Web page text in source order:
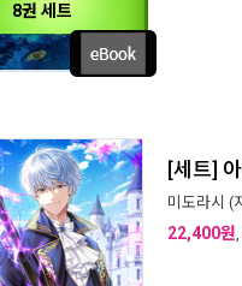
8권 세트
[세트]
미도라시 (
22,400원